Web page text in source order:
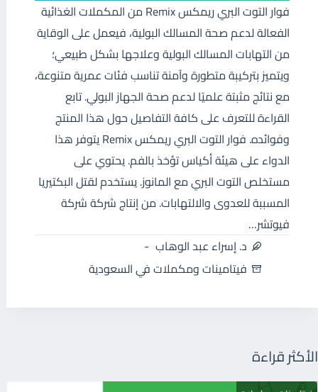
فوار التوت البري ريمكس Remix من المكملات الغذائية
الفعالة لدعم صحة المسالك البولية، فيعمل على الوقاية
من التهابات المسالك البولية وعلاجها بشكل طبيعي؛
ويتميز بتركيبة متطورة وآمنة تناسب فئات عمرية متنوعة،
مع نتائج مثبتة علميًا لدعم صحة الجهاز البولي. تابع
القراءة للتعرف على كافة التفاصيل حول هذا المنتج
وفوائده. فوار التوت البري ريمكس Remix يتوفر هذا
الدواء على هيئة أكياس تؤخذ بالفم. يحتوي على
مستخلص التوت البري مع المانوز. يستخدم لقتل البكتيريا
المسببة للعدوى والالتهابات. من إنتاج شركة شركة
فيوتشر…
د. إسراء عبد الوهاب
فيتامينات ومكملات في السعودية
الأكثر قراءة